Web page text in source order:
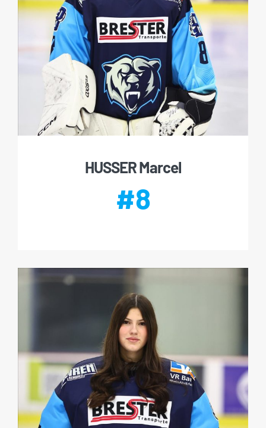
HUSSER Marcel
#8